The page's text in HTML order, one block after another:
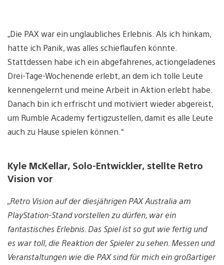
„Die PAX war ein unglaubliches Erlebnis. Als ich hinkam,
hatte ich Panik, was alles schieflaufen könnte.
Stattdessen habe ich ein abgefahrenes, actiongeladenes
Drei-Tage-Wochenende erlebt, an dem ich tolle Leute
kennengelernt und meine Arbeit in Aktion erlebt habe.
Danach bin ich erfrischt und motiviert wieder abgereist,
um Rumble Academy fertigzustellen, damit es alle Leute
auch zu Hause spielen können.“
Kyle McKellar, Solo-Entwickler, stellte Retro
Vision vor
„Retro Vision auf der diesjährigen PAX Australia am
PlayStation-Stand vorstellen zu dürfen, war ein
fantastisches Erlebnis. Das Spiel ist so gut wie fertig und
es war toll, die Reaktion der Spieler zu sehen. Messen und
Veranstaltungen wie die PAX sind für mich ein großartiger